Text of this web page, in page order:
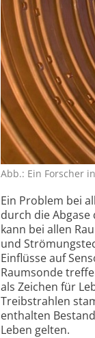
Abb.: Ein Forscher
Ein Problem bei
durch die
kann bei allen
und
Einflüsse auf
Raumsonde
als Zeichen für
Treibstrahlen
enthalten
Leben gelten.